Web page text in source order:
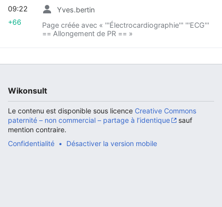
Ouvrir le menu principal
Yves.bertin
Page créée avec « '''Électrocardiographie''' '''ECG'''
== Allongement de PR == »
09:22
+66
Wikonsult
Le contenu est disponible sous licence Creative Commons
paternité – non commercial – partage à l’identique
sauf
mention contraire.
Confidentialité
Désactiver la version mobile